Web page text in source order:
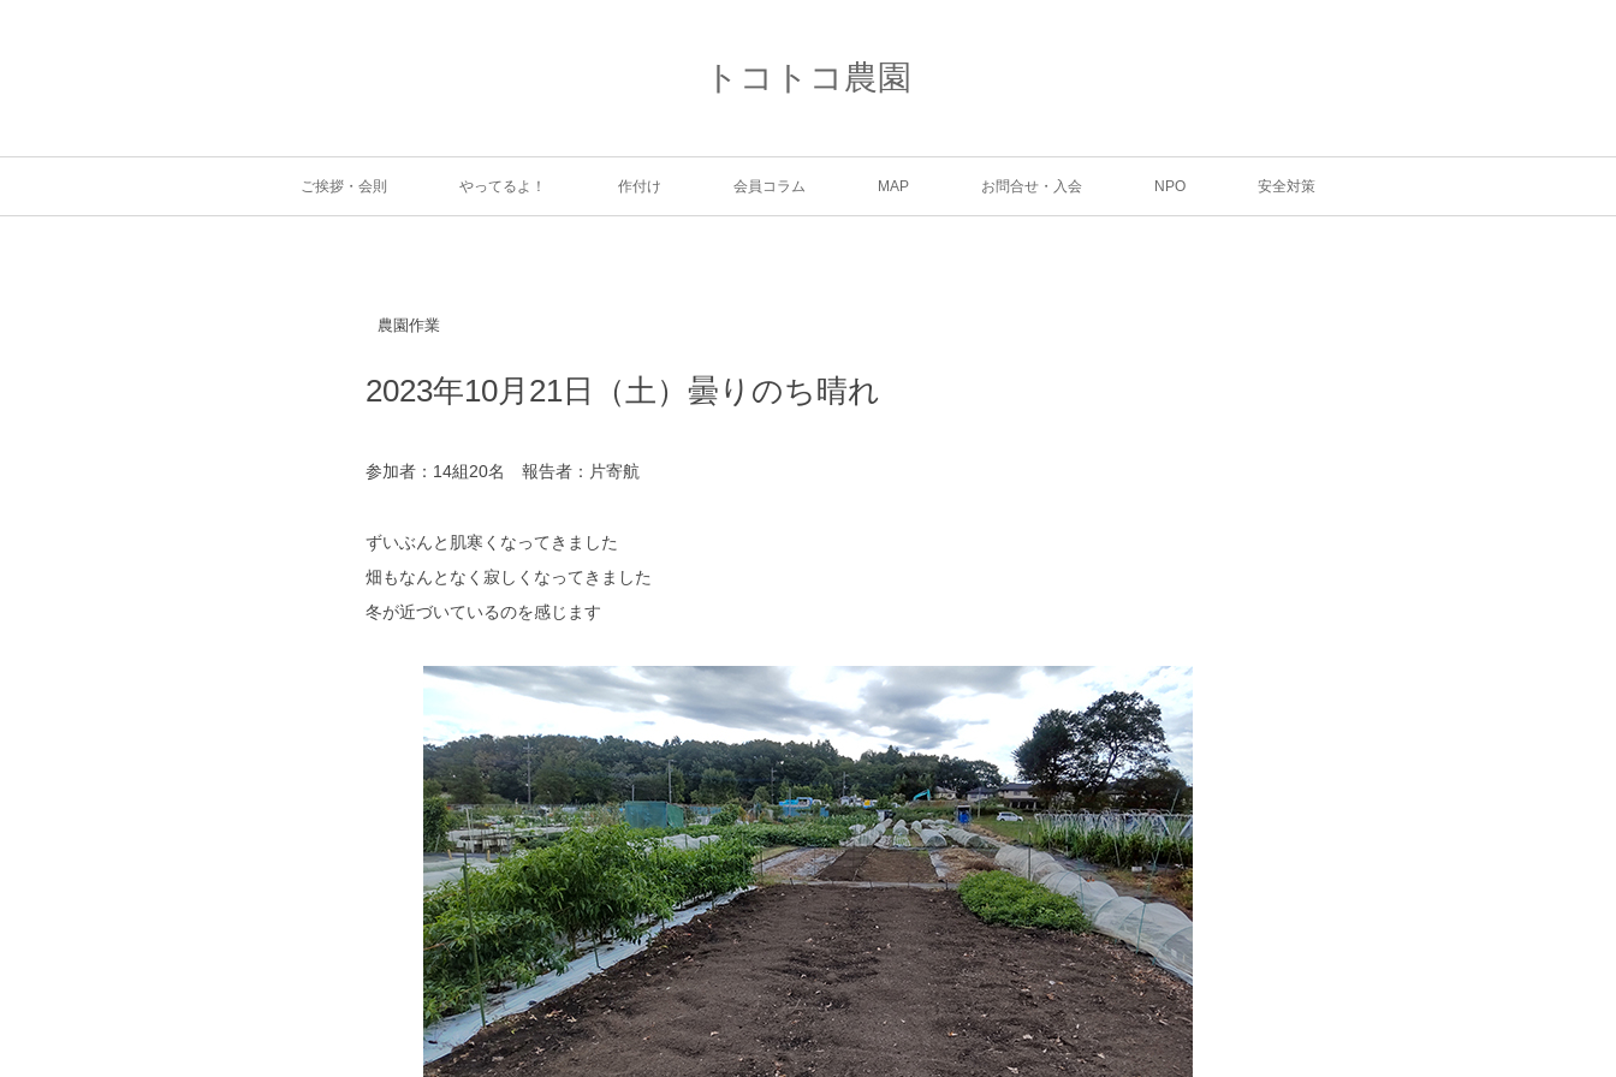
トコトコ農園
ご挨拶・会則 やってるよ！ 作付け 会員コラム MAP お問合せ・入会 NPO 安全対策
農園作業
2023年10月21日（土）曇りのち晴れ
参加者：14組20名 報告者：片寄航
ずいぶんと肌寒くなってきました
畑もなんとなく寂しくなってきました
冬が近づいているのを感じます